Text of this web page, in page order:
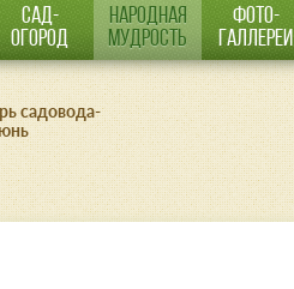
Перейти
к
основному
содержанию
САД-
ОГОРОД
НАРОДНАЯ
МУДРОСТЬ
ФОТО-
ГАЛЛЕРЕИ
садовода-